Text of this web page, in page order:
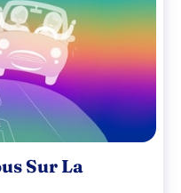
Sur La